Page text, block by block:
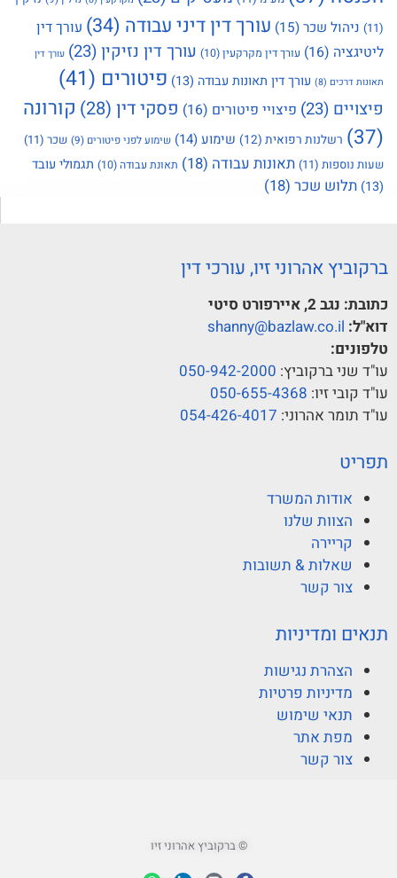
(15) עורך דין דיני עבודה(34) עורך דין
עורך דין מקרקעין (10) עורך דין נזיקין(23) עורך דין
עורך דין תאונות עבודה(13) פיטורים(41)
פיצויי פיטורים(16) פסקי דין(28) קורונה
רפואית (12) שימוע(14) שימוע לפני פיטורים(9) שכר(11)
תאונות עבודה(18) תאונת עבודה(10) תגמולי עובד
(18)
זיו, עורכי דין
050-942-2000
050-655-4368
054-426-4017
המשרד
& תשובות
נגישות
פרטיות
© ברקוביץ אהרוני זיו